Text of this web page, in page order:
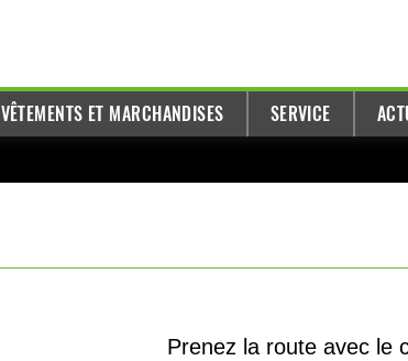
VÊTEMENTS ET MARCHANDISES SERVICE
Prenez la route avec le